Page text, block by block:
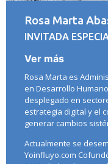
Rosa Marta
INVITADA
Ver más
Rosa Marta es
en Desarrollo
desplegado en
estrategia digital y el
generar cambios
Actualmente se
Yoinfluyo.com